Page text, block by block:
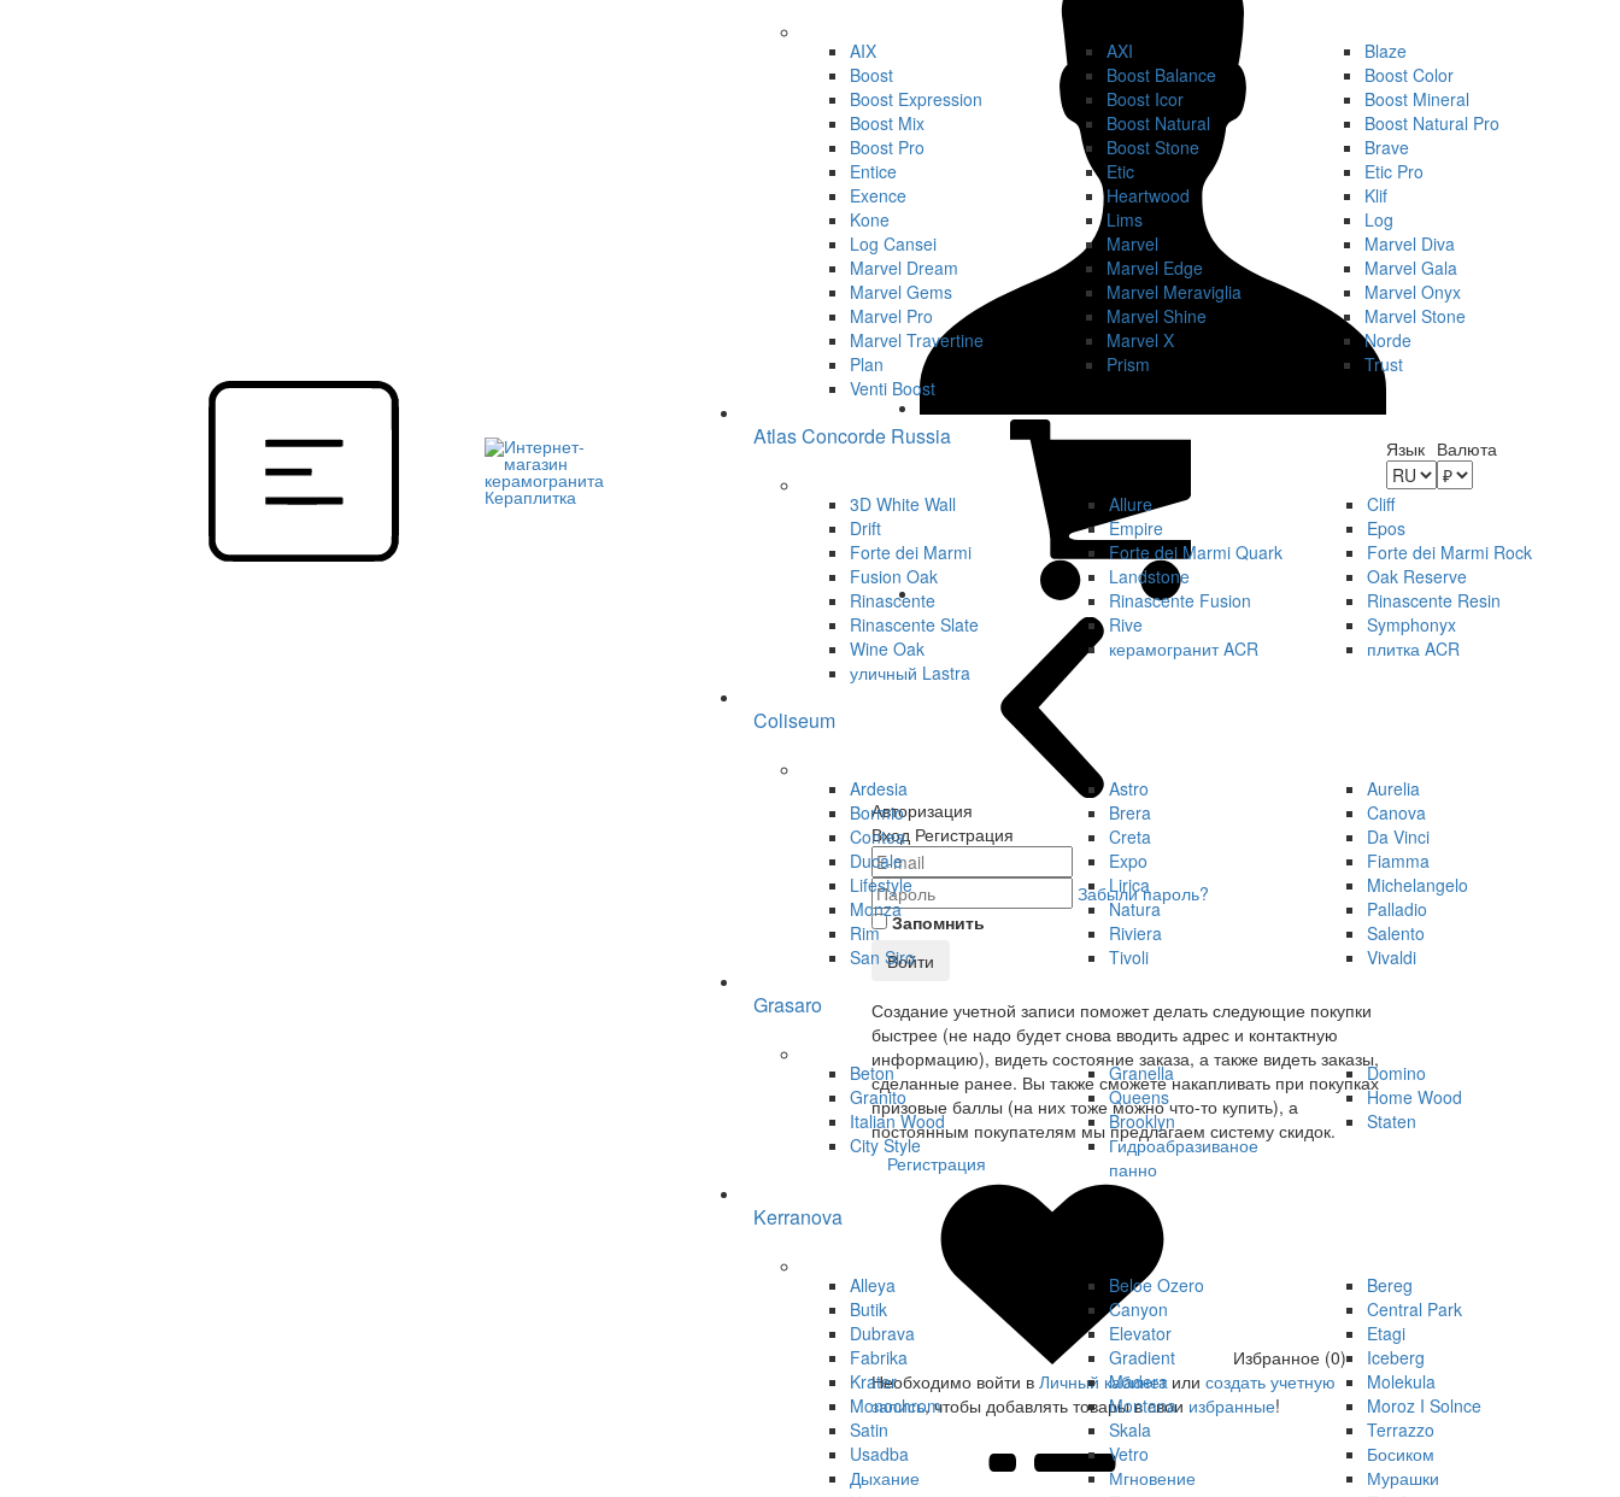
AIX
Boost
Boost Expression
Boost Mix
Boost Pro
Entice
Exence
Kone
Log Cansei
Marvel Dream
Marvel Gems
Marvel Pro
Marvel Travertine
Plan
Venti Boost
AXI
Boost Balance
Boost Icor
Boost Natural
Boost Stone
Etic
Heartwood
Lims
Marvel
Marvel Edge
Marvel Meraviglia
Marvel Shine
Marvel X
Prism
Blaze
Boost Color
Boost Mineral
Boost Natural Pro
Brave
Etic Pro
Klif
Log
Marvel Diva
Marvel Gala
Marvel Onyx
Marvel Stone
Norde
Trust
Atlas Concorde Russia
3D White Wall
Drift
Forte dei Marmi
Fusion Oak
Rinascente
Rinascente Slate
Wine Oak
уличный Lastra
Allure
Empire
Forte dei Marmi Quark
Landstone
Rinascente Fusion
Rive
керамогранит ACR
Cliff
Epos
Forte dei Marmi Rock
Oak Reserve
Rinascente Resin
Symphonyx
плитка ACR
Coliseum
Ardesia
Bormio
Contea
Ducale
Lifestyle
Monza
Rim
San Siro
Astro
Brera
Creta
Expo
Lirica
Natura
Riviera
Tivoli
Aurelia
Canova
Da Vinci
Fiamma
Michelangelo
Palladio
Salento
Vivaldi
Grasaro
Beton
Granito
Italian Wood
City Style
Granella
Queens
Brooklyn
Гидроабразиваное
панно
Domino
Home Wood
Staten
Kerranova
Alleya
Butik
Dubrava
Fabrika
Krater
Monochrom
Satin
Usadba
Дыхание
Beloe Ozero
Canyon
Elevator
Gradient
Madera
Montana
Skala
Vetro
Мгновение
Bereg
Central Park
Etagi
Iceberg
Molekula
Moroz I Solnce
Terrazzo
Босиком
Мурашки
Авторизация
Вход Регистрация
Забыли пароль?
Запомнить
Войти
Создание учетной записи поможет делать следующие покупки
быстрее (не надо будет снова вводить адрес и контактную
информацию), видеть состояние заказа, а также видеть заказы,
сделанные ранее. Вы также сможете накапливать при покупках
призовые баллы (на них тоже можно что-то купить), а
постоянным покупателям мы предлагаем систему скидок.
Регистрация
Избранное (0)
Необходимо войти в Личный кабинетили создать учетную
запись, чтобы добавлять товары в свои избранные!
Язык Валюта